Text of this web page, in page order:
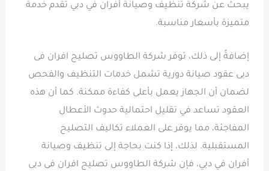
يبحث عن شركة تنظيف وصيانة أفران في دبي تقدم خدمة
متميزة بأسعار مناسبة.
إضافةً إلى ذلك، توفر شركة الطاووس تصليح افران فى
دبى عقود صيانة دورية تشمل خدمات التنظيف والفحص
لضمان أن الجهاز يعمل بأعلى كفاءة ممكنة. كما أن هذه
العقود تساعد في تقليل احتمالية حدوث الأعطال
المفاجئة، مما يوفر على العملاء تكاليف التصليح
المستقبلية. لذلك، إذا كنت بحاجة إلى تنظيف وصيانة
أفران في دبي، فإن شركة الطاووس تصليح افران فى دبى